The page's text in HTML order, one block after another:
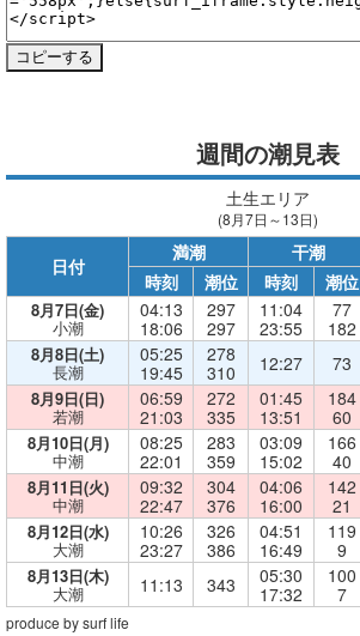
週間の潮見表
土生エリア
(8月7日～13日)
日付
満潮 干潮
時刻 潮位 時刻 潮位
8月7日(金)
小潮
04:13
18:06
297
297
11:04
23:55
77
182
8月8日(土)
長潮
05:25
19:45
278
310
12:27 73
8月9日(日)
若潮
06:59
21:03
272
335
01:45
13:51
184
60
8月10日(月)
中潮
08:25
22:01
283
359
03:09
15:02
166
40
8月11日(火)
中潮
09:32
22:47
304
376
04:06
16:00
142
21
8月12日(水)
大潮
10:26
23:27
326
386
04:51
16:49
119
9
8月13日(木)
大潮 11:13 343
05:30
17:32
100
7
produce by surf life